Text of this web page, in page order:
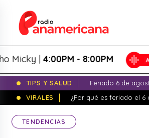
|4:00PM - 8:00PM
TIPS Y SALUD
Feriado 6 de
VIRALES
¿Por qué es feriado el 6
TENDENCIAS